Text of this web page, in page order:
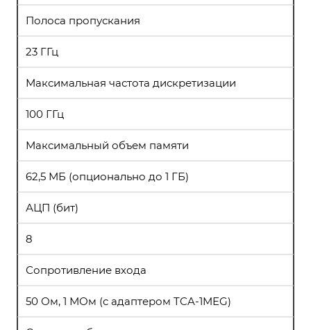
Полоса пропускания
23 ГГц
Максимальная частота дискретизации
100 ГГц
Максимальный объем памяти
62,5 МБ (опционально до 1 ГБ)
АЦП (бит)
8
Сопротивление входа
50 Ом, 1 МОм (с адаптером TCA-1MEG)